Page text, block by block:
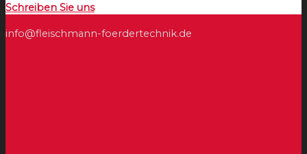
Schreiben Sie uns
info@fleischmann-foerdertechnik.de